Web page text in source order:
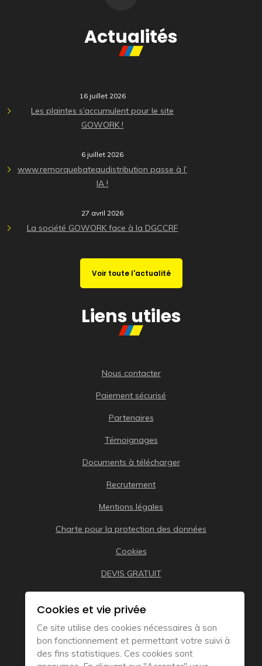
Actualités
16 juillet 2026
Les plaintes s’accumulent pour le site
GOWORK !
6 juillet 2026
www.remorquebateaudistribution passe à l’
IA !
27 avril 2026
La société GOWORK face à la DGCCRF
Voir toute l'actualité
Liens utiles
Nous contacter
Paiement sécurisé
Partenaires
Témoignages
Documents à télécharger
Recrutement
Mentions légales
Charte pour la protection des données
Cookies
DEVIS GRATUIT
Cookies et vie privée
Ce site utilise des cookies nécessaires à son
bon fonctionnement et permettant votre suivi à
des fins statistiques. Ces cookies sont